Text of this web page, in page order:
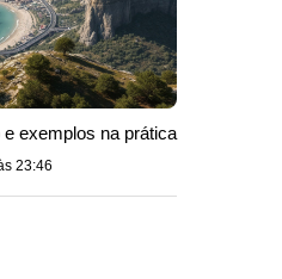
exemplos na prática
23:46